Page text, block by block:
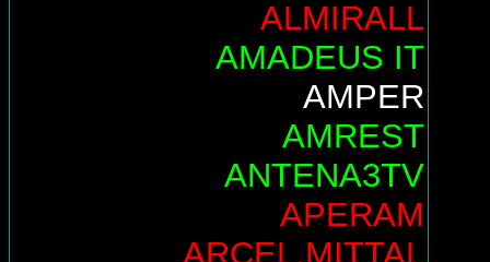
ALMIRALL
AMADEUS IT
AMPER
AMREST
ANTENA3TV
APERAM
ARCEL.MITTAL